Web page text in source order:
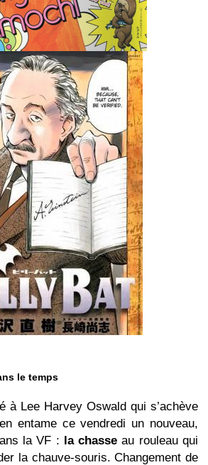
le temps
à Lee Harvey Oswald qui s’achève
entame ce vendredi un nouveau,
la VF : la chasse au rouleau qui
la chauve-souris. Changement de